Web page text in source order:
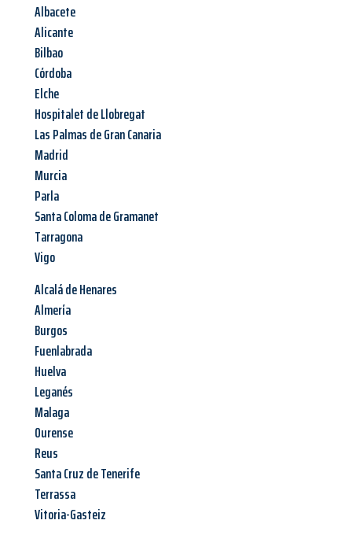
Albacete
Alicante
Bilbao
Córdoba
Elche
Hospitalet de Llobregat
Las Palmas de Gran Canaria
Madrid
Murcia
Parla
Santa Coloma de Gramanet
Tarragona
Vigo
Alcalá de Henares
Almería
Burgos
Fuenlabrada
Huelva
Leganés
Malaga
Ourense
Reus
Santa Cruz de Tenerife
Terrassa
Vitoria-Gasteiz